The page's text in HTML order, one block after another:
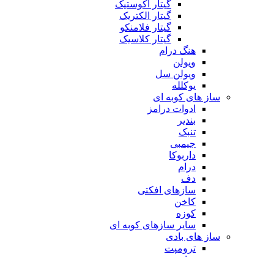
گیتار آکوستیک
گیتار الکتریک
گیتار فلامنکو
گیتار کلاسیک
هنگ درام
ویولن
ویولن سل
یوکلله
ساز های کوبه ای
ادوات درامز
بندیر
تنبک
جیمبی
داربوکا
درام
دف
سازهای افکتی
کاخن
کوزه
سایر سازهای کوبه ای
ساز های بادی
ترومپت